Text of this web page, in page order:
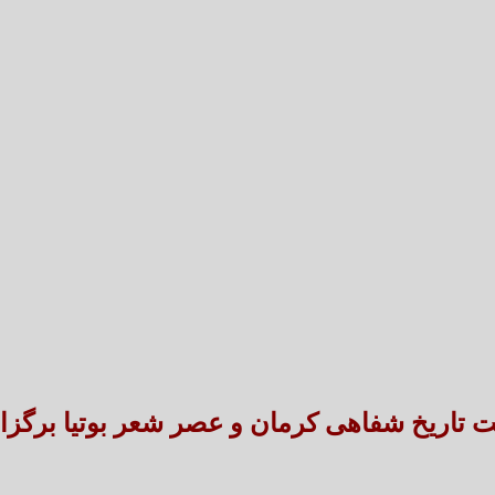
تعارض قوانین؛ مانع پنهان سنددار شدن بخش
طنین شعر عاشورایی در
تاریخ شفاهی کرمان و عصر شعر بوتیا